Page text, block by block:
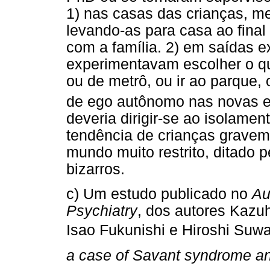
1) nas casas das crianças,
levando-as para casa ao
com a família. 2) em saídas
experimentavam escolher o
ou de metrô, ou ir ao
de ego autônomo nas novas
deveria dirigir-se ao
tendência de crianças
mundo muito restrito, ditado
bizarros.
c) Um estudo publicado no
Psychiatry, dos autores
Isao Fukunishi e Hiroshi
a case of Savant syndrome